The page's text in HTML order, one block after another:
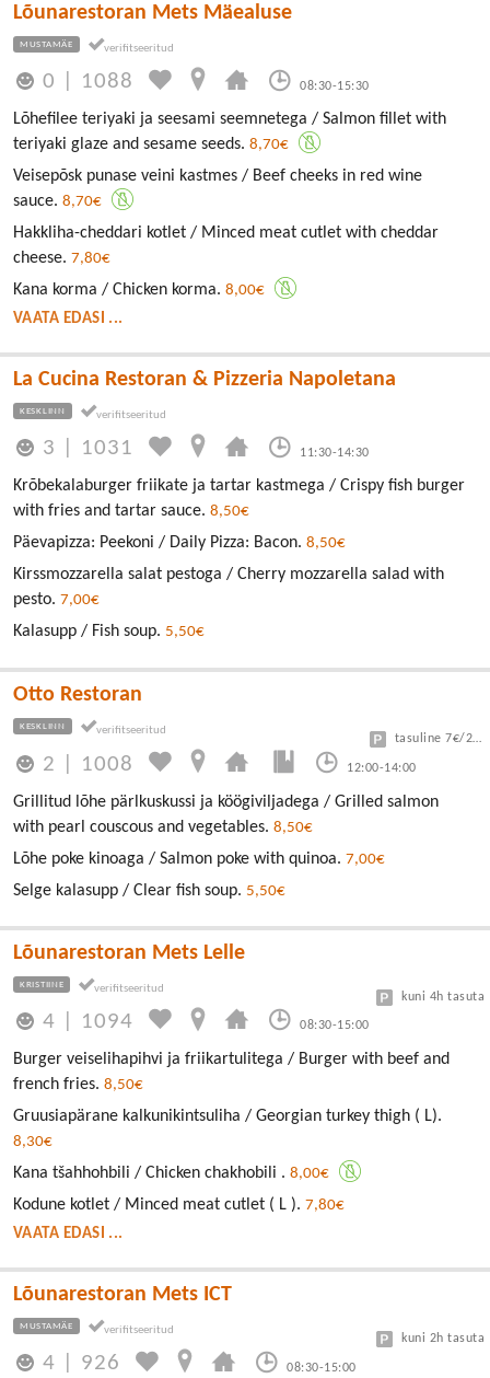
Lõunarestoran Mets Mäealuse
MUSTAMÄE
0 1088 08:30-15:30
Lõhefilee teriyaki ja seesami seemnetega / Salmon fillet with
teriyaki glaze and sesame seeds. 8,70€
Veisepõsk punase veini kastmes / Beef cheeks in red wine
sauce. 8,70€
Hakkliha-cheddari kotlet / Minced meat cutlet with cheddar
cheese. 7,80€
Kana korma / Chicken korma. 8,00€
VAATA EDASI ...
La Cucina Restoran & Pizzeria Napoletana
KESKLINN
3 1031 11:30-14:30
Krõbekalaburger friikate ja tartar kastmega / Crispy fish burger
with fries and tartar sauce. 8,50€
Päevapizza: Peekoni / Daily Pizza: Bacon. 8,50€
Kirssmozzarella salat pestoga / Cherry mozzarella salad with
pesto. 7,00€
Kalasupp / Fish soup. 5,50€
Otto Restoran
KESKLINN
2 1008 12:00-14:00
tasuline 7€/24h
Grillitud lõhe pärlkuskussi ja köögiviljadega / Grilled salmon
with pearl couscous and vegetables. 8,50€
Lõhe poke kinoaga / Salmon poke with quinoa. 7,00€
Selge kalasupp / Clear fish soup. 5,50€
Lõunarestoran Mets Lelle
KRISTIINE
4 1094 08:30-15:00
kuni 4h tasuta
Burger veiselihapihvi ja friikartulitega / Burger with beef and
french fries. 8,50€
Gruusiapärane kalkunikintsuliha / Georgian turkey thigh ( L).
8,30€
Kana tšahhohbili / Chicken chakhobili . 8,00€
Kodune kotlet / Minced meat cutlet ( L ). 7,80€
VAATA EDASI ...
Lõunarestoran Mets ICT
MUSTAMÄE
4 926 08:30-15:00
kuni 2h tasuta